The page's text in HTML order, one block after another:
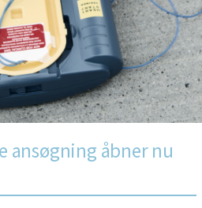
ansøgning åbner nu